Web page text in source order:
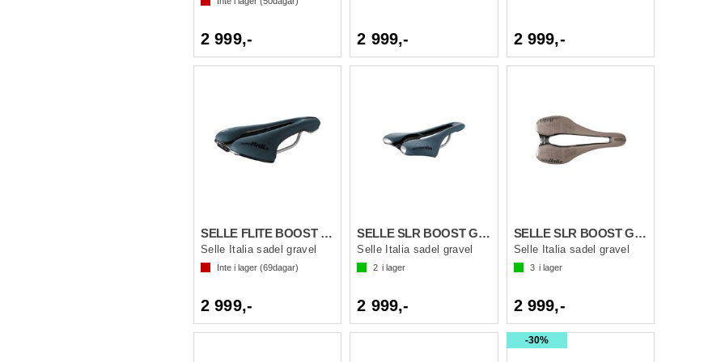
2 999,- 2 999,- 2 999,-
SELLE FLITE BOOST GRAVEL TI316SF Blå S3
Selle Italia sadel gravel
Inte i lager (69dagar)
2 999,-
SELLE SLR BOOST GRAVEL TI316 SF Blå S3
Selle Italia sadel gravel
2 i lager
2 999,-
SELLE SLR BOOST GRAVEL TI316 SF Brun S3
Selle Italia sadel gravel
3 i lager
2 999,-
30%